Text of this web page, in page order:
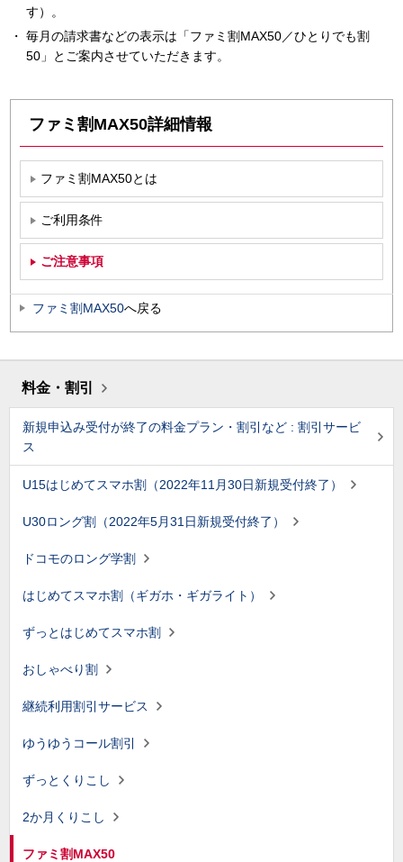
す）。
毎月の請求書などの表示は「ファミ割MAX50／ひとりでも割
50」とご案内させていただきます。
ファミ割MAX50詳細情報
ファミ割MAX50とは
ご利用条件
ご注意事項
ファミ割MAX50へ戻る
料金・割引
新規申込み受付が終了の料金プラン・割引など : 割引サービ
ス
U15はじめてスマホ割（2022年11月30日新規受付終了）
U30ロング割（2022年5月31日新規受付終了）
ドコモのロング学割
はじめてスマホ割（ギガホ・ギガライト）
ずっとはじめてスマホ割
おしゃべり割
継続利用割引サービス
ゆうゆうコール割引
ずっとくりこし
2か月くりこし
ファミ割MAX50